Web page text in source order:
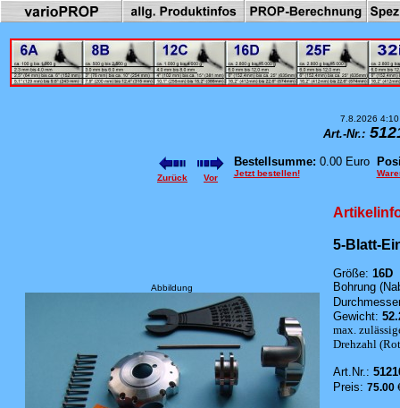
7.8.2026 4:10
Art.-Nr.:
Zurück Vor
Bestellsumme: 0.00 Euro
Jetzt bestellen!
Abbildung
5-Blatt-
Größe: 16D
Bohrung
Gewicht:
max.
Drehzahl
Art.Nr.:
Preis: 75.00